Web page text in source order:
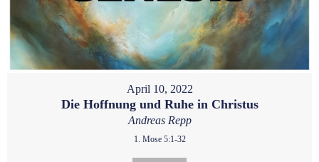
April 10, 2022
Die Hoffnung und Ruhe in Christus
Andreas Repp
1. Mose 5:1-32